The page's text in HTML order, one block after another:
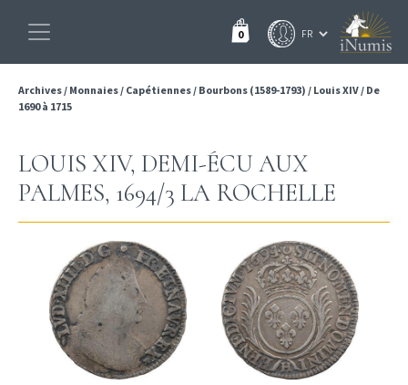
0
Archives/ Monnaies/ Capétiennes/ Bourbons (1589-1793) / Louis XIV/ De
1690 à 1715
LOUIS XIV, DEMI-ÉCU AUX
PALMES, 1694/3 LA ROCHELLE